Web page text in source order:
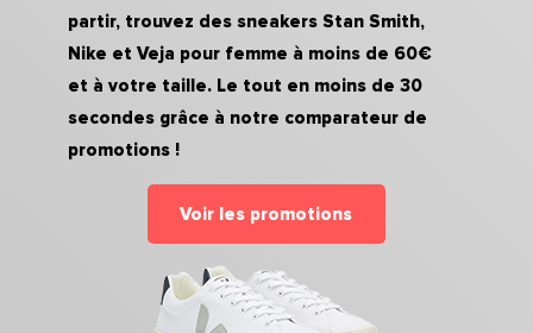
partir, trouvez des sneakers Stan Smith,
Nike et Veja pour femme à moins de 60€
et à votre taille. Le tout en moins de 30
secondes grâce à notre comparateur de
promotions !
Voir les promotions